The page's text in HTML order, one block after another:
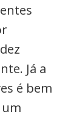
Já a
é bem